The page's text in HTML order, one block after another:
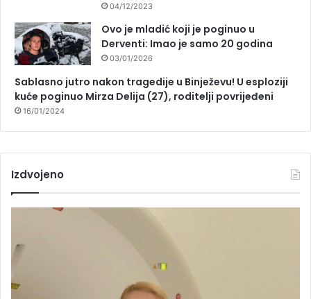
04/12/2023
Ovo je mladić koji je poginuo u
Derventi: Imao je samo 20 godina
03/01/2026
Sablasno jutro nakon tragedije u Binježevu! U esploziji
kuće poginuo Mirza Delija (27), roditelji povrijeđeni
16/01/2024
Izdvojeno